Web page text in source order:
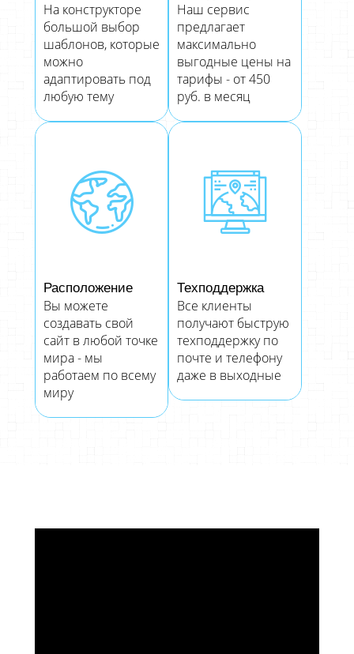
На конструкторе
большой выбор
шаблонов, которые
можно
адаптировать под
любую тему
Наш сервис
предлагает
максимально
выгодные цены на
тарифы - от 450
руб. в месяц
Расположение
Вы можете
создавать свой
сайт в любой точке
мира - мы
работаем по всему
миру
Техподдержка
Все клиенты
получают быструю
техподдержку по
почте и телефону
даже в выходные